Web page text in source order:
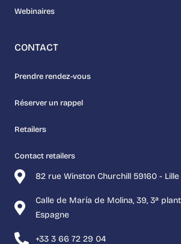
82 rue Winston Churchill 59160 -
Calle de María de Molina, 39, 3ª
Espagne
+33 3 66 72 29 04
Webinaires
CONTACT
Prendre rendez-vous
Réserver un rappel
Retailers
Contact retailers